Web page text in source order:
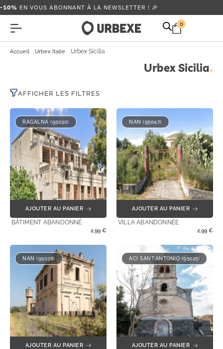
-10% EN VOUS ABONNANT À LA NEWSLETTER ! 🎉
0
Accueil - Urbex Italie - Urbex Sicilia
Urbex Sicilia
AFFICHER LES FILTRES
RAGALNA (95030)
AJOUTER AU PANIER
BÂTIMENT ABANDONNÉ
2,99 €
NAN (95047)
AJOUTER AU PANIER
VILLA ABANDONNÉE
2,99 €
NAN (95038)
AJOUTER AU PANIER
ACI SANT’ANTONIO (95025)
AJOUTER AU PANIER